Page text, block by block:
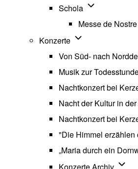
Schola
Messe de
Konzerte Unternavigation
Von Süd- nach
Musik zur
Nachtkonzert bei
Nacht der Kultur in
Nachtkonzert bei
"Die Himmel erzählen
„Maria durch ein